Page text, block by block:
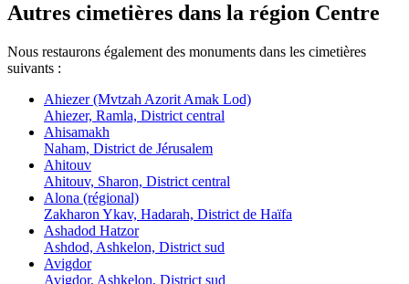
Autres cimetières dans la région Centre
Nous restaurons également des monuments dans les cimetières
suivants :
Ahiezer (Mvtzah Azorit Amak Lod)
Ahiezer, Ramla, District central
Ahisamakh
Naham, District de Jérusalem
Ahitouv
Ahitouv, Sharon, District central
Alona (régional)
Zakharon Ykav, Hadarah, District de Haïfa
Ashadod Hatzor
Ashdod, Ashkelon, District sud
Avigdor
Avigdor, Ashkelon, District sud